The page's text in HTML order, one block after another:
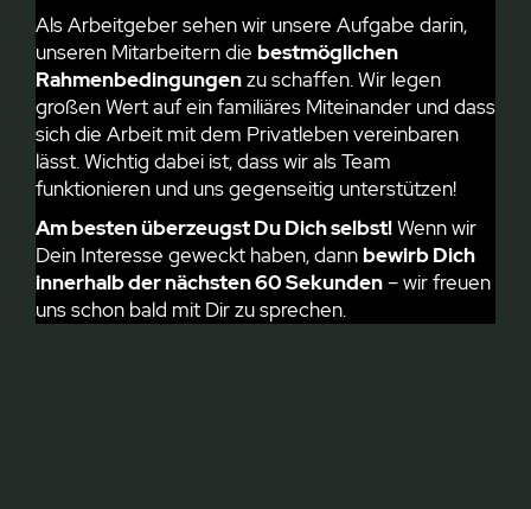
Als Arbeitgeber sehen wir unsere Aufgabe darin,
unseren Mitarbeitern die bestmöglichen
Rahmenbedingungenzu schaffen. Wir legen
großen Wert auf ein familiäres Miteinander und dass
sich die Arbeit mit dem Privatleben vereinbaren
lässt. Wichtig dabei ist, dass wir als Team
funktionieren und uns gegenseitig unterstützen!
Am besten überzeugst Du Dich selbst!Wenn wir
Dein Interesse geweckt haben, dann bewirb Dich
innerhalb der nächsten 60 Sekunden– wir freuen
uns schon bald mit Dir zu sprechen.